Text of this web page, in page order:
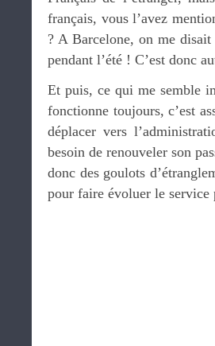
français, vous l’avez
? A Barcelone, on me
pendant l’été ! C’est donc
Et puis, ce qui me semble
fonctionne toujours, c’est
déplacer vers
besoin de renouveler son
donc des goulots
pour faire évoluer le service